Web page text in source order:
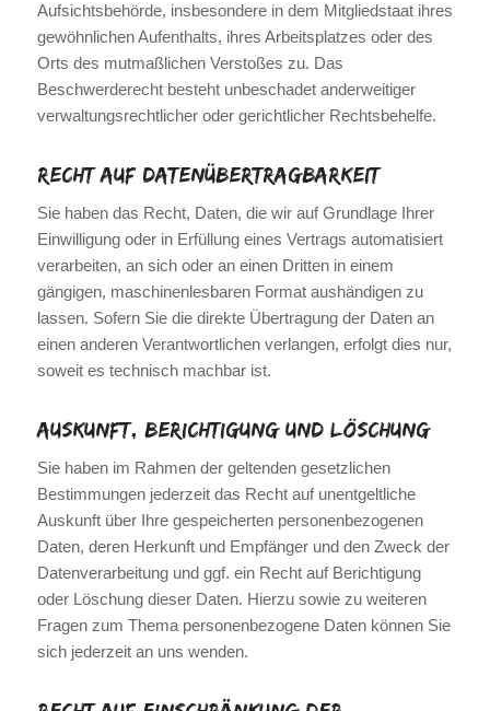
Aufsichtsbehörde, insbesondere in dem Mitgliedstaat ihres
gewöhnlichen Aufenthalts, ihres Arbeitsplatzes oder des
Orts des mutmaßlichen Verstoßes zu. Das
Beschwerderecht besteht unbeschadet anderweitiger
verwaltungsrechtlicher oder gerichtlicher Rechtsbehelfe.
Recht auf Daten­übertrag­barkeit
Sie haben das Recht, Daten, die wir auf Grundlage Ihrer
Einwilligung oder in Erfüllung eines Vertrags automatisiert
verarbeiten, an sich oder an einen Dritten in einem
gängigen, maschinenlesbaren Format aushändigen zu
lassen. Sofern Sie die direkte Übertragung der Daten an
einen anderen Verantwortlichen verlangen, erfolgt dies nur,
soweit es technisch machbar ist.
Auskunft, Berichtigung und Löschung
Sie haben im Rahmen der geltenden gesetzlichen
Bestimmungen jederzeit das Recht auf unentgeltliche
Auskunft über Ihre gespeicherten personenbezogenen
Daten, deren Herkunft und Empfänger und den Zweck der
Datenverarbeitung und ggf. ein Recht auf Berichtigung
oder Löschung dieser Daten. Hierzu sowie zu weiteren
Fragen zum Thema personenbezogene Daten können Sie
sich jederzeit an uns wenden.